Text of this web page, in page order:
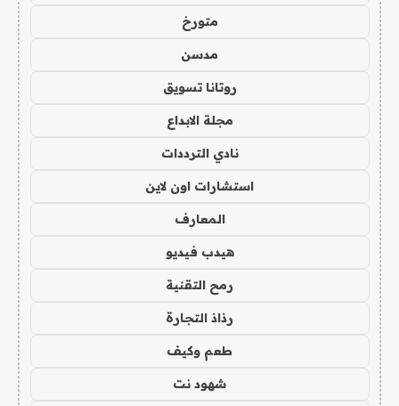
متورخ
مدسن
روتانا تسويق
مجلة الابداع
نادي الترددات
استشارات اون لاين
المعارف
هيدب فيديو
رمح التقنية
رذاذ التجارة
طعم وكيف
شهود نت